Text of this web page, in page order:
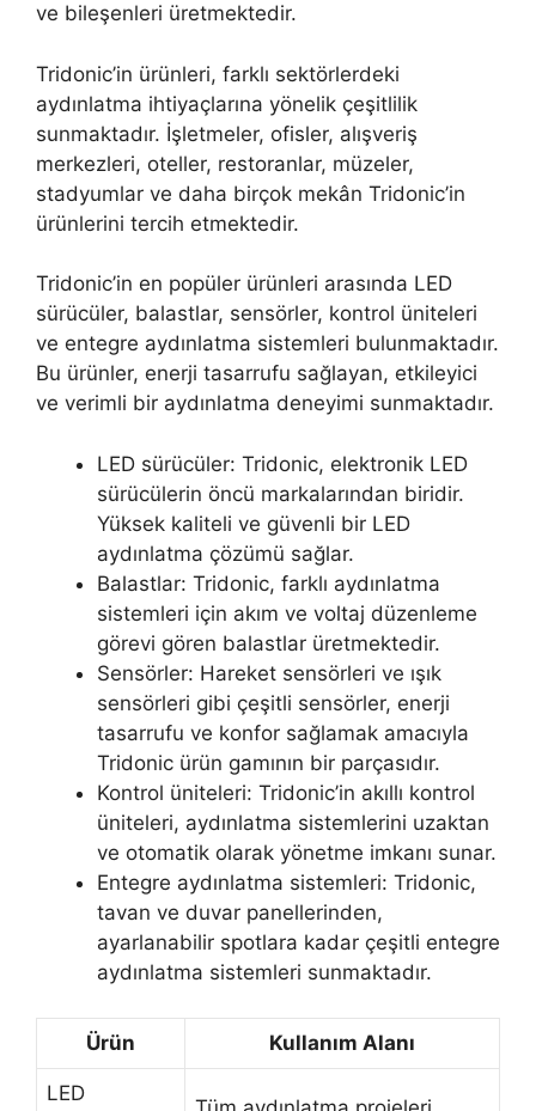
ve bileşenleri üretmektedir.
Tridonic’in ürünleri, farklı sektörlerdeki
aydınlatma ihtiyaçlarına yönelik çeşitlilik
sunmaktadır. İşletmeler, ofisler, alışveriş
merkezleri, oteller, restoranlar, müzeler,
stadyumlar ve daha birçok mekân Tridonic’in
ürünlerini tercih etmektedir.
Tridonic’in en popüler ürünleri arasında LED
sürücüler, balastlar, sensörler, kontrol üniteleri
ve entegre aydınlatma sistemleri bulunmaktadır.
Bu ürünler, enerji tasarrufu sağlayan, etkileyici
ve verimli bir aydınlatma deneyimi sunmaktadır.
LED sürücüler: Tridonic, elektronik LED
sürücülerin öncü markalarından biridir.
Yüksek kaliteli ve güvenli bir LED
aydınlatma çözümü sağlar.
Balastlar: Tridonic, farklı aydınlatma
sistemleri için akım ve voltaj düzenleme
görevi gören balastlar üretmektedir.
Sensörler: Hareket sensörleri ve ışık
sensörleri gibi çeşitli sensörler, enerji
tasarrufu ve konfor sağlamak amacıyla
Tridonic ürün gamının bir parçasıdır.
Kontrol üniteleri: Tridonic’in akıllı kontrol
üniteleri, aydınlatma sistemlerini uzaktan
ve otomatik olarak yönetme imkanı sunar.
Entegre aydınlatma sistemleri: Tridonic,
tavan ve duvar panellerinden,
ayarlanabilir spotlara kadar çeşitli entegre
aydınlatma sistemleri sunmaktadır.
Ürün Kullanım Alanı
LED